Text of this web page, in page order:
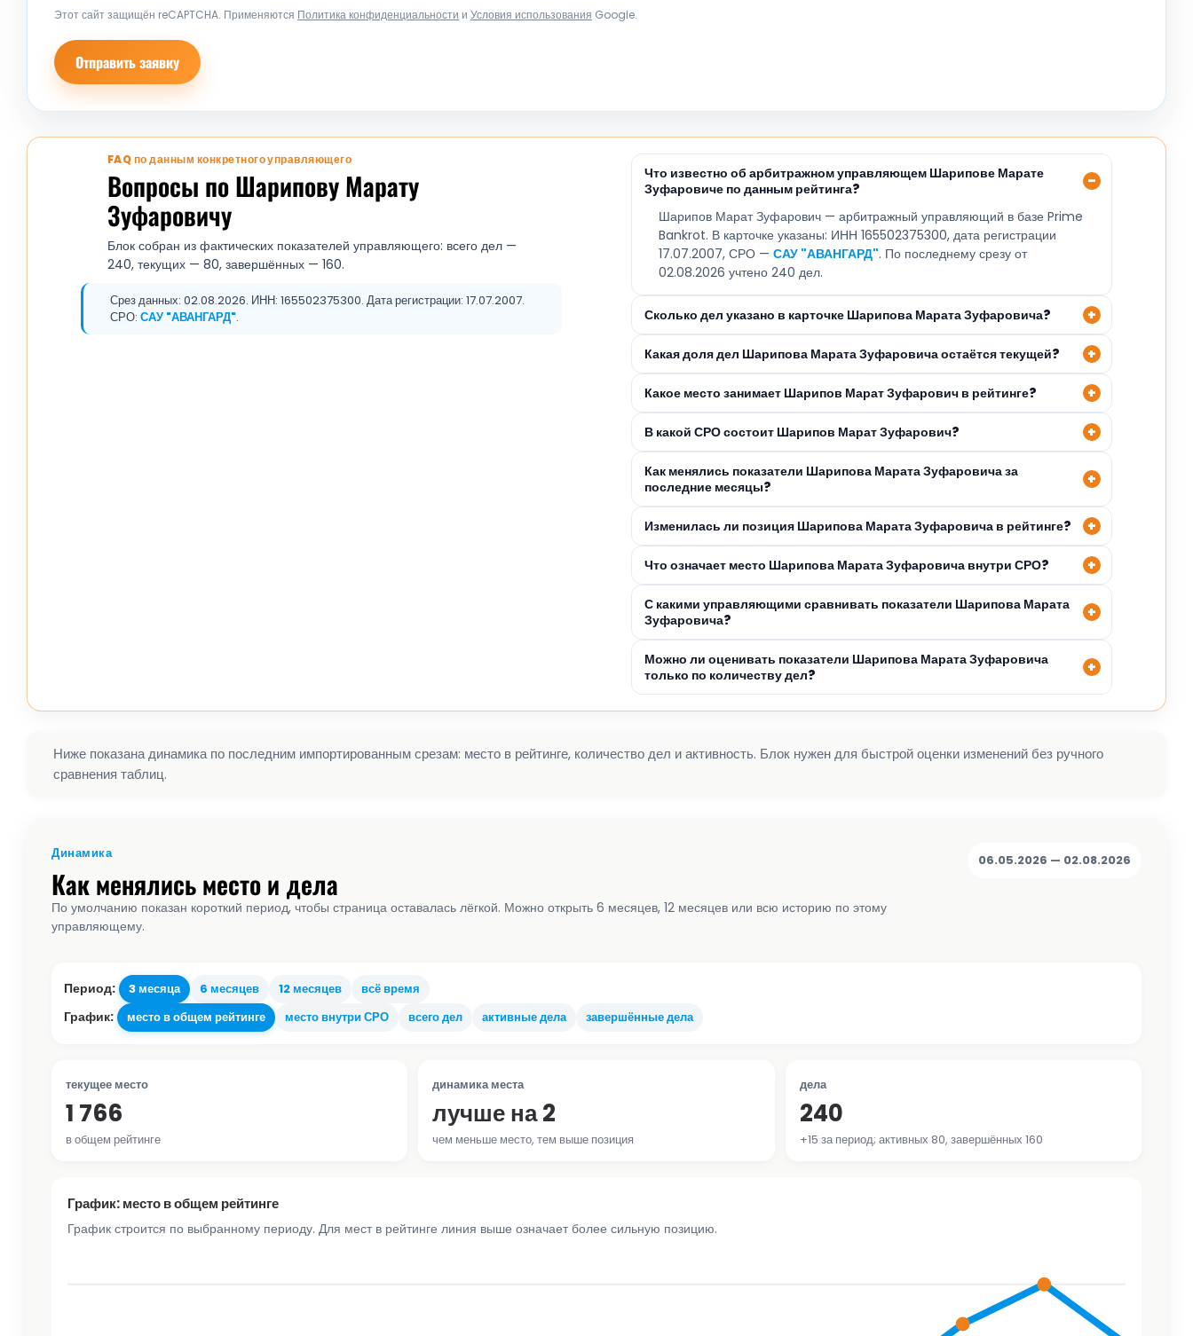
Этот сайт защищён reCAPTCHA. Применяются Политика конфиденциальности и Условия использования Google.
Отправить заявку
FAQ по данным конкретного управляющего
Вопросы по Шарипову Марату
Зуфаровичу
Блок собран из фактических показателей управляющего: всего дел —
240, текущих — 80, завершённых — 160.
Срез данных: 02.08.2026. ИНН: 165502375300. Дата регистрации: 17.07.2007.
СРО: САУ "АВАНГАРД".
Что известно об арбитражном управляющем Шарипове Марате
Зуфаровиче по данным рейтинга?
Шарипов Марат Зуфарович — арбитражный управляющий в базе Prime
Bankrot. В карточке указаны: ИНН 165502375300, дата регистрации
17.07.2007, СРО — САУ "АВАНГАРД". По последнему срезу от
02.08.2026 учтено 240 дел.
Сколько дел указано в карточке Шарипова Марата Зуфаровича?
Какая доля дел Шарипова Марата Зуфаровича остаётся текущей?
Какое место занимает Шарипов Марат Зуфарович в рейтинге?
В какой СРО состоит Шарипов Марат Зуфарович?
Как менялись показатели Шарипова Марата Зуфаровича за
последние месяцы?
Изменилась ли позиция Шарипова Марата Зуфаровича в рейтинге?
Что означает место Шарипова Марата Зуфаровича внутри СРО?
С какими управляющими сравнивать показатели Шарипова Марата
Зуфаровича?
Можно ли оценивать показатели Шарипова Марата Зуфаровича
только по количеству дел?
Ниже показана динамика по последним импортированным срезам: место в рейтинге, количество дел и активность. Блок нужен для быстрой оценки изменений без ручного
сравнения таблиц.
Динамика
Как менялись место и дела
По умолчанию показан короткий период, чтобы страница оставалась лёгкой. Можно открыть 6 месяцев, 12 месяцев или всю историю по этому
управляющему.
06.05.2026 — 02.08.2026
Период: 3 месяца 6 месяцев 12 месяцев всё время
График: место в общем рейтинге место внутри СРО всего дел активные дела завершённые дела
текущее место
1 766
в общем рейтинге
динамика места
лучше на 2
чем меньше место, тем выше позиция
дела
240
+15 за период; активных 80, завершённых 160
График: место в общем рейтинге
График строится по выбранному периоду. Для мест в рейтинге линия выше означает более сильную позицию.